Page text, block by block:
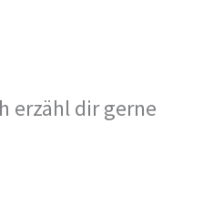
erzähl dir gerne